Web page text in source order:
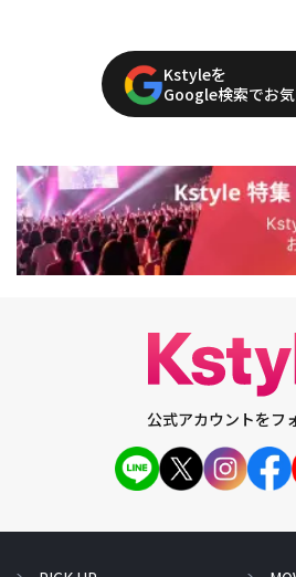
Kstyleを
Google検索でお
公式アカウントをフ